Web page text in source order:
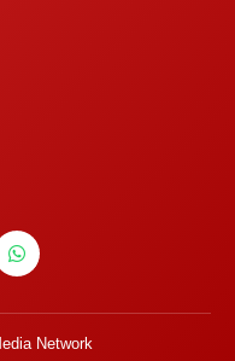
Network